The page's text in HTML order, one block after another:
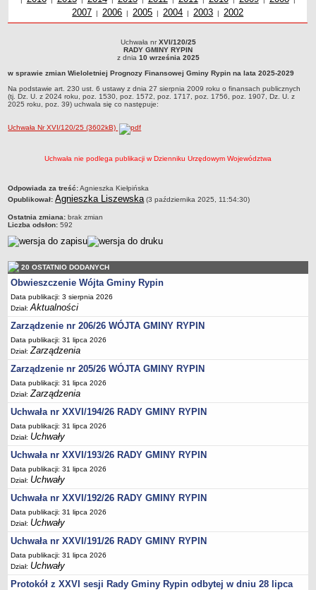
Dane statystyczne
Związki i stowarzyszenia
Realizacja zadań publicznych
Rejestr zbiorów danych osobowych
Rejestr instytucji kultury
RODO Klauzule informacyjne
URZĄD GMINY
Tabela informacyjna
Czas pracy urzędu
Nr konta bankowego, NIP, REGON
Pracownicy urzędu - urząd gminy
Pracownicy urzędu - baza magazynowo - warsztatowa
Kompetencje referatów
Regulamin organizacyjny
Regulamin naboru na wolne stanowiska urzędnicze
Ogłoszenia o naborze na wolne stanowiska urzędnicze
Lista kandydatów spełniających wymagania formalne w naborach na
wolne stanowiska urzędnicze
Wyniki naboru na wolne stanowiska urzędnicze
Petycje
Sygnaliści
Galeria
Raporty o stanie dostępności
Wnioski
WŁADZE I STRUKTURA
Struktura organizacyjna
Rada gminy
Wójt
Urząd gminy
Jednostki organizacyjne, GOPS, Instytucja kultury, OSP
2007 | Uchwały z roku
2006 | Uchwały z roku
2005 | Uchwały z roku
2004 | Uchwały z roku
2003 | Uchwały z roku
2002
Uchwała nr XVI/120/25RADY GMINY RYPINz dnia 10 września 2025w sprawie zmian
Wieloletniej Prognozy Finansowej Gminy Rypin na lata 2025-2029Na podstawie art.
2024 roku, poz. 1530, poz. 1572, poz. 1717, poz. 1756, poz. 1907, Dz. U. z 2025 roku,
Uchwała nrXVI/120/25
RADY GMINY RYPIN
z dnia 10 września 2025
w sprawie zmian Wieloletniej Prognozy Finansowej Gminy Rypin na lata 2025-2029
Na podstawie art. 230 ust. 6 ustawy z dnia 27 sierpnia 2009 roku o finansach publicznych
(tj. Dz. U. z 2024 roku, poz. 1530, poz. 1572, poz. 1717, poz. 1756, poz. 1907, Dz. U. z
2025 roku, poz. 39) uchwala się co następuje:
Uchwała Nr XVI/120/25 (3602kB)
Uchwała nie podlega publikacji w Dzienniku Urzędowym Województwa
metryczka
Odpowiada za treść:Agnieszka Kiełpińska
Opublikował: Agnieszka Liszewska (3 października 2025, 11:54:30)
Ostatnia zmiana: brak zmian
Liczba odsłon: 592
20 OSTATNIO DODANYCH
Obwieszczenie Wójta Gminy Rypin
Data publikacji: 3 sierpnia 2026
Dział:Aktualności
Zarządzenie nr 206/26 WÓJTA GMINY RYPIN
Data publikacji: 31 lipca 2026
Dział:Zarządzenia
Zarządzenie nr 205/26 WÓJTA GMINY RYPIN
Data publikacji: 31 lipca 2026
Dział:Zarządzenia
Uchwała nr XXVI/194/26 RADY GMINY RYPIN
Data publikacji: 31 lipca 2026
Dział: Uchwały
Uchwała nr XXVI/193/26 RADY GMINY RYPIN
Data publikacji: 31 lipca 2026
Dział: Uchwały
Uchwała nr XXVI/192/26 RADY GMINY RYPIN
Data publikacji: 31 lipca 2026
Dział: Uchwały
Uchwała nr XXVI/191/26 RADY GMINY RYPIN
Data publikacji: 31 lipca 2026
Dział: Uchwały
Protokół z XXVI sesji Rady Gminy Rypin odbytej w dniu 28 lipca